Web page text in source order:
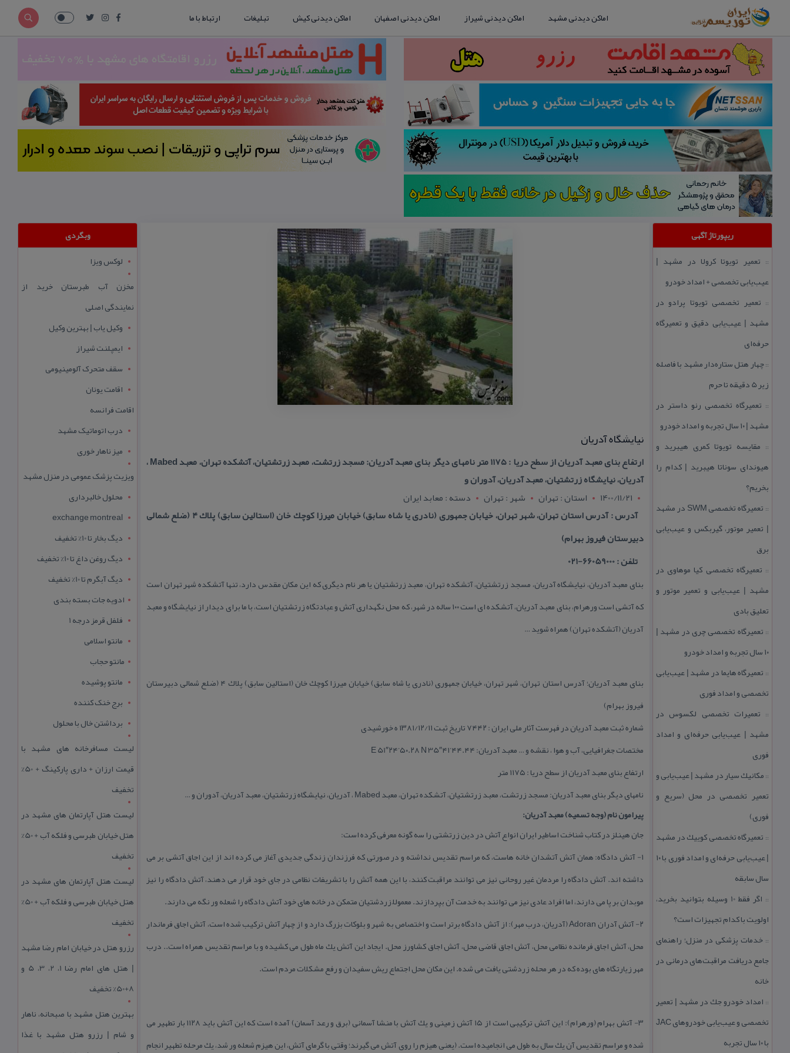
اماکن دیدنی مشهد اماکن دیدنی شیراز اماکن دیدنی اصفهان اماکن دیدنی کیش تبلیغات ارتباط با ما
ریپورتاژ آگهی
:: تعمیر تویوتا كرولا در مشهد |
عیب‌یابی تخصصی + امداد خودرو
:: تعمیر تخصصی تویوتا پرادو در
مشهد | عیب‌یابی دقیق و تعمیرگاه
حرفه‌ای
::چهار هتل‌ ستاره‌دار مشهد با فاصله
زیر 5 دقیقه تا حرم
:: تعمیرگاه تخصصی رنو داستر در
مشهد | ۱۰ سال تجربه و امداد خودرو
:: مقایسه تویوتا كمری هیبرید و
هیوندای سوناتا هیبرید | كدام را
بخریم؟
::
تعمیرگاه تخصصی SWM در مشهد
| تعمیر موتور، گیربكس و عیب‌یابی
برق
:: تعمیرگاه تخصصی كیا موهاوی در
مشهد | عیب‌یابی و تعمیر موتور و
تعلیق بادی
:: تعمیرگاه تخصصی چری در مشهد |
۱۰ سال تجربه و امداد خودرو
:: تعمیرگاه هایما در مشهد | عیب‌یابی
تخصصی و امداد فوری
:: تعمیرات تخصصی لكسوس در
مشهد | عیب‌یابی حرفه‌ای و امداد
فوری
:: مكانیك سیار در مشهد | عیب‌یابی و
تعمیر تخصصی در محل (سریع و
فوری)
:: تعمیرگاه تخصصی كوییك در مشهد
| عیب‌یابی حرفه‌ای و امداد فوری با ۱۰
سال سابقه
::
اگر فقط 10 وسیله بتوانید بخرید،
اولویت با كدام تجهیزات است؟
:: خدمات پزشكی در منزل؛ راهنمای
جامع دریافت مراقبت‌های درمانی در
خانه
:: امداد خودرو جك در مشهد | تعمیر
تخصصی و عیب‌یابی خودروهای JAC
با ۱۰ سال تجربه
نیایشگاه آدریان
ارتفاع بنای معبد آدریان از سطح دریا : ۱۱۷۵ متر نامهای دیگر بنای معبد آدریان: مسجد زرتشت، معبد زرتشتیان، آتشكده تهران، معبد Mabed ،
آدریان، نیایشگاه زرتشتیان، معبد آدریان، آدوران و
1400/11/21
استان : تهران شهر : تهران
دسته : معابد ایران
آدرس : آدرس استان تهران، شهر تهران، خیابان جمهوری (نادری یا شاه سابق) خیابان میرزا كوچك خان (استالین سابق) پلاك ۴ (ضلع شمالی
دبیرستان فیروز بهرام)
تلفن : 66059000-021
بنای معبد آدریان، نیایشگاه آدریان، مسجد زرتشتیان، آتشكده تهران، معبد زرتشتیان یا هر نام دیگری كه این مكان مقدس دارد، تنها آتشكده شهر تهران است
كه آتشی است ورهرام، بنای معبد آدریان، آتشكده ای است ۱۰۰ ساله در شهر، كه محل نگهداری آتش و عبادتگاه زرتشتیان است، با ما برای دیدار از نیایشگاه و معبد
آدریان (آتشكده تهران) همراه شوید …
بنای معبد آدریان؛ آدرس استان تهران، شهر تهران، خیابان جمهوری (نادری یا شاه سابق) خیابان میرزا كوچك خان (استالین سابق) پلاك ۴ (ضلع شمالی دبیرستان
فیروز بهرام)
شماره ثبت معبد آدریان در فهرست آثار ملی ایران : ۷۴۴۲ تاریخ ثبت ۱۳۸۱/۱۲/۱۱ ه خورشیدی
مختصات جغرافیایی، آب و هوا ، نقشه و … معبد آدریان: E 51″۲۴’۵۰.۲۸ N 35″۴۱’۴۴.۴۴
ارتفاع بنای معبد آدریان از سطح دریا : ۱۱۷۵ متر
نامهای دیگر بنای معبد آدریان: مسجد زرتشت، معبد زرتشتیان، آتشكده تهران، معبد Mabed ، آدریان، نیایشگاه زرتشتیان، معبد آدریان، آدوران و …
پیرامون نام (وجه تسمیه) معبد آدریان:
جان هینلز در كتاب شناخت اساطیر ایران انواع آتش در دین زرتشتی را سه گونه معرفی كرده است:
۱- آتش دادگاه: همان آتش آتشدان خانه هاست، كه مراسم تقدیس نداشته و در صورتی كه فرزندان زندگی جدیدی آغاز می كرده اند از این اجاق آتشی بر می
داشته اند. آتش دادگاه را مردمان غیر روحانی نیز می توانند مراقبت كنند، با این همه آتش را با تشریفات نظامی در جای خود قرار می دهند، آتش دادگاه را نیز
موبدان بر پا می دارند، اما افراد عادی نیز می توانند به خدمت آن بپردازند. معمولاً زردشتیان متمكن در خانه های خود آتش دادگاه را شعله ور نگه می دارند.
۲- آتش آدران Adoran (آدریان، درب مهر): از آتش دادگاه برتر است و اختصاص به شهر و بلوكات بزرگ دارد و از چهار آتش تركیب شده است، آتش اجاق فرماندار
محل، آتش اجاق فرمانده نظامی محل، آتش اجاق قاضی محل، آتش اجاق كشاورز محل. ایجاد این آتش یك ماه طول می كشیده و با مراسم تقدیس همراه است.. درب
مهر زیارتگاه های بوده كه در هر محله زردشتی یافت می شده. این مكان محل اجتماع ریش سفیدان و رفع مشكلات مردم است.
۳- آتش بهرام (ورهرام): این آتش تركیبی است از ۱۵ آتش زمینی و یك آتش با منشا آسمانی (برق و رعد آسمان) آمده است كه این آتش باید ۱۱۲۸ بار تطهیر می
شده و مراسم تقدیس آن یك سال به طول می انجامیده است. (یعنی هیزم را روی آتش می گیرند؛ وقتی با گرمای آتش، این هیزم شعله ور شد، یك مرحله تطهیر انجام
وبگردی
لوکس ویزا
مخزن آب طبرستان خرید از
نمایندگی اصلی
وکیل یاب | بهترین وکیل
ایمپلنت شیراز
سقف متحرک آلومینیومی
اقامت یونان
اقامت فرانسه
درب اتوماتیک مشهد
میز ناهار خوری
ویزیت پزشک عمومی در منزل مشهد
محلول خالبرداری
exchange montreal
دیگ بخار تا 10% تخفیف
دیگ روغن داغ تا 10% تخفیف
دیگ آبگرم تا 10% تخفیف
ادویه جات بسته بندی
فلفل قرمز درجه 1
مانتو اسلامی
مانتو حجاب
مانتو پوشیده
برج خنک کننده
برداشتن خال با محلول
لیست مسافرخانه های مشهد با
قیمت ارزان + داری پارکینگ + 50%
تخفیف
لیست هتل آپارتمان های مشهد در
هتل خیابان طبرسی و فلکه آب + 50%
تخفیف
لیست هتل آپارتمان های مشهد در
هتل خیابان طبرسی و فلکه آب + 50%
تخفیف
رزرو هتل در خیابان امام رضا مشهد
| هتل‌ های امام رضا 1، 2، 3، 5 و
8+50% تخفیف
بهترین هتل مشهد با صبحانه، ناهار
و شام | رزرو هتل مشهد با غذا